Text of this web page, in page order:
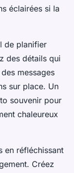
éclairées si la
de planifier
des détails qui
messages
sur place. Un
souvenir pour
chaleureux
en réfléchissant
Créez